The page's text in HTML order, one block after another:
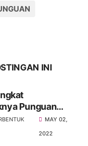
INI
Punguan
Raja
Anak Dohot
MAY 02,
2022